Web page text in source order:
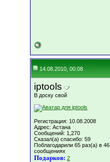
14.08.2010, 00:08
iptools
В доску свой
Регистрация: 10.08.2008
Адрес: Астана
Сообщений: 1,270
Сказал(а) спасибо: 59
Поблагодарили 65 раз(а) в 46
сообщениях
Подарков: 2